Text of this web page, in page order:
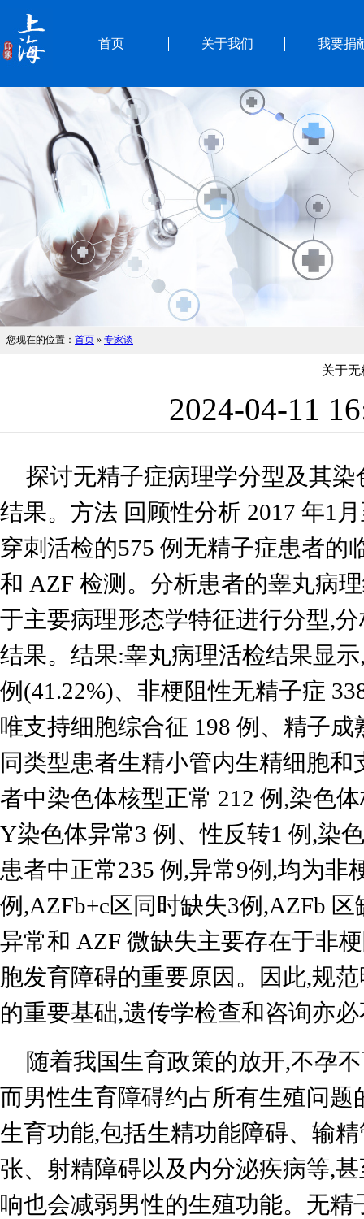
首页 关于我们 我要捐
您现在的位置： 首页 » 专家谈
关于
2024-04-11
探讨无精子症病理学分型及其
结果。方法 回顾性分析 2017 年1
穿刺活检的575 例无精子症患者的
和 AZF 检测。分析患者的睾丸病
于主要病理形态学特征进行分型,
结果。结果:睾丸病理活检结果显
例(41.22%)、非梗阻性无精子症
唯支持细胞综合征 198 例、精子
同类型患者生精小管内生精细胞
者中染色体核型正常 212 例,染色
Y染色体异常3 例、性反转1 例,染
患者中正常235 例,异常9例,均为非
例,AZFb+c区同时缺失3例,AZFb
异常和 AZF 微缺失主要存在于非
胞发育障碍的重要原因。因此,规
的重要基础,遗传学检查和咨询亦
随着我国生育政策的放开,不孕
而男性生育障碍约占所有生殖问
生育功能,包括生精功能障碍、输
张、射精障碍以及内分泌疾病等,
响也会减弱男性的生殖功能。无